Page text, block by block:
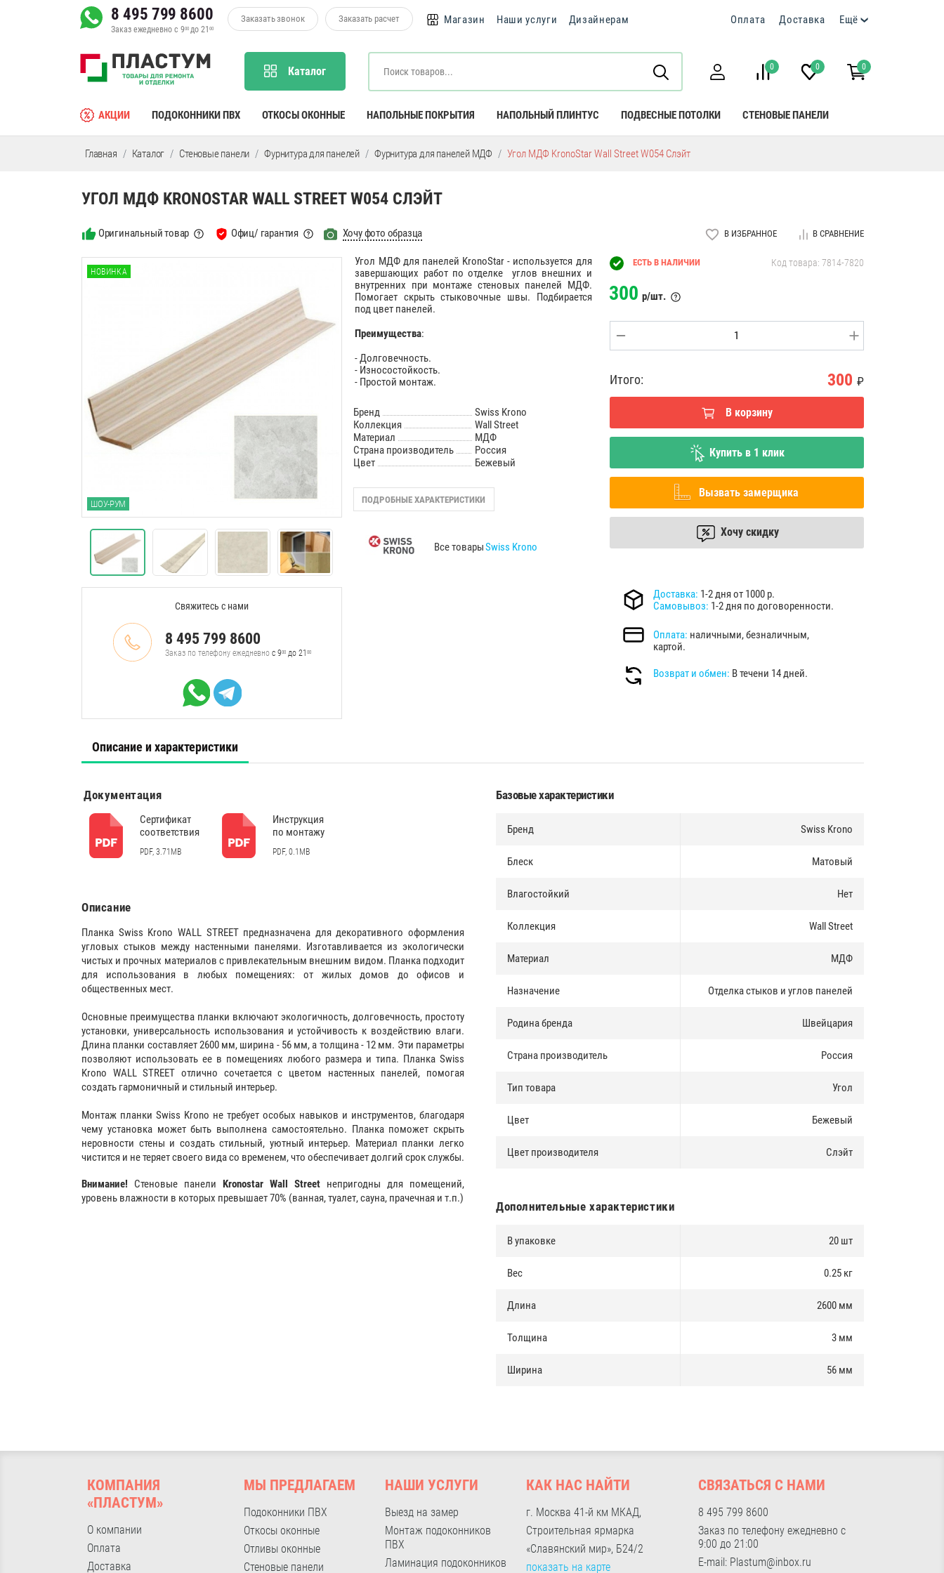
8 495 799 8600
Заказ ежедневно с 900до 2100
Заказать звонок Заказать расчет Магазин Наши услуги Дизайнерам Оплата Доставка Ещё
Каталог 0 0 0
АКЦИИ ПОДОКОННИКИ ПВХ ОТКОСЫ ОКОННЫЕ НАПОЛЬНЫЕ ПОКРЫТИЯ НАПОЛЬНЫЙ ПЛИНТУС ПОДВЕСНЫЕ ПОТОЛКИ СТЕНОВЫЕ ПАНЕЛИ
Главная Каталог Стеновые панели Фурнитура для панелей Фурнитура для панелей МДФ Угол МДФ KronoStar Wall Street W054 Слэйт
УГОЛ МДФ KRONOSTAR WALL STREET W054 СЛЭЙТ
Оригинальный товар Офиц/ гарантия Хочу фото образца В ИЗБРАННОЕ В СРАВНЕНИЕ
НОВИНКА
ШОУ-РУМ
Свяжитесь с нами
8 495 799 8600
Заказ по телефону ежедневно с 900до 21 00
Угол МДФ для панелей KronoStar - используется для
завершающих работ по отделке углов внешних и
внутренних при монтаже стеновых панелей МДФ.
Помогает скрыть стыковочные швы. Подбирается
под цвет панелей.
Преимущества:
- Долговечность.
- Износостойкость.
- Простой монтаж.
Бренд
Swiss Krono
Коллекция
Wall Street
Материал
МДФ
Страна производитель
Россия
Цвет
Бежевый
ПОДРОБНЫЕ ХАРАКТЕРИСТИКИ
Все товарыSwiss Krono
ЕСТЬ В НАЛИЧИИ Код товара: 7814-7820
300 р/шт.
Итого: 300 ₽
Купить в 1 клик
В корзину
Вызвать замерщика
Хочу скидку
Доставка: 1-2 дня от 1000 р.
Самовывоз: 1-2 дня по договоренности.
Оплата: наличными, безналичным,
картой.
Возврат и обмен: В течени 14 дней.
Описание и характеристики
Документация
Сертификат
соответствия
PDF, 3.71MB
Инструкция
по монтажу
PDF, 0.1MB
Описание
Планка Swiss Krono WALL STREET предназначена для декоративного оформления
угловых стыков между настенными панелями. Изготавливается из экологически
чистых и прочных материалов с привлекательным внешним видом. Планка подходит
для использования в любых помещениях: от жилых домов до офисов и
общественных мест.
Основные преимущества планки включают экологичность, долговечность, простоту
установки, универсальность использования и устойчивость к воздействию влаги.
Длина планки составляет 2600 мм, ширина - 56 мм, а толщина - 12 мм. Эти параметры
позволяют использовать ее в помещениях любого размера и типа. Планка Swiss
Krono WALL STREET отлично сочетается с цветом настенных панелей, помогая
создать гармоничный и стильный интерьер.
Монтаж планки Swiss Krono не требует особых навыков и инструментов, благодаря
чему установка может быть выполнена самостоятельно. Планка поможет скрыть
неровности стены и создать стильный, уютный интерьер. Материал планки легко
чистится и не теряет своего вида со временем, что обеспечивает долгий срок службы.
Внимание! Стеновые панели Kronostar Wall Street непригодны для помещений,
уровень влажности в которых превышает 70% (ванная, туалет, сауна, прачечная и т.п.)
Базовые характеристики
Бренд Swiss Krono
Блеск Матовый
Влагостойкий Нет
Коллекция Wall Street
Материал МДФ
Назначение Отделка стыков и углов панелей
Родина бренда Швейцария
Страна производитель Россия
Тип товара Угол
Цвет Бежевый
Цвет производителя Слэйт
Дополнительные характеристики
В упаковке 20 шт
Вес 0.25 кг
Длина 2600 мм
Толщина 3 мм
Ширина 56 мм
КОМПАНИЯ
«ПЛАСТУМ»
О компании
Оплата
Доставка
МЫ ПРЕДЛАГАЕМ
Подоконники ПВХ
Откосы оконные
Отливы оконные
Стеновые панели
НАШИ УСЛУГИ
Выезд на замер
Монтаж подоконников
ПВХ
Ламинация подоконников
КАК НАС НАЙТИ
г. Москва 41-й км МКАД,
Строительная ярмарка
«Славянский мир», Б24/2
показать на карте
СВЯЗАТЬСЯ С НАМИ
8 495 799 8600
Заказ по телефону ежедневно с
9:00 до 21:00
E-mail: Plastum@inbox.ru